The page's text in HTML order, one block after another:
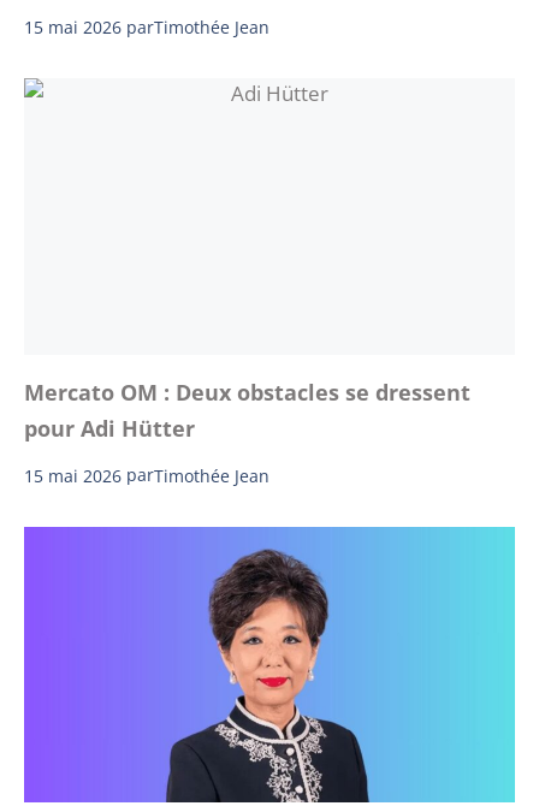
15 mai 2026 parTimothée Jean
Mercato OM : Deux obstacles se dressent
pour Adi Hütter
15 mai 2026 parTimothée Jean